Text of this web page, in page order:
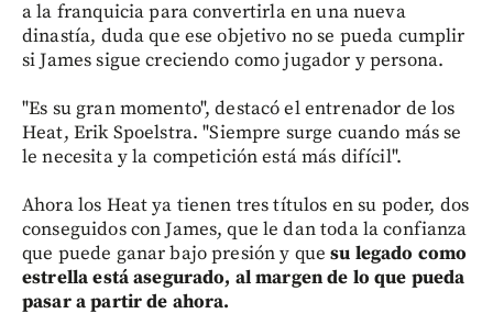
a la franquicia para convertirla en una nueva
dinastía, duda que ese objetivo no se pueda cumplir
si James sigue creciendo como jugador y persona.
"Es su gran momento", destacó el entrenador de los
Heat, Erik Spoelstra. "Siempre surge cuando más se
le necesita y la competición está más difícil".
Ahora los Heat ya tienen tres títulos en su poder, dos
conseguidos con James, que le dan toda la confianza
que puede ganar bajo presión y quesu legado como
estrella está asegurado, al margen de lo que pueda
pasar a partir de ahora.